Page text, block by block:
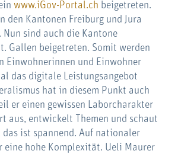
www.iGov-Portal.ch beigetreten.
den Kantonen Freiburg und Jura
Nun sind auch die Kantone
Gallen beigetreten. Somit werden
Einwohnerinnen und Einwohner
das digitale Leistungsangebot
hat in diesem Punkt auch
er einen gewissen Laborcharakter
aus, entwickelt Themen und schaut
das ist spannend. Auf nationaler
eine hohe Komplexität. Ueli Maurer